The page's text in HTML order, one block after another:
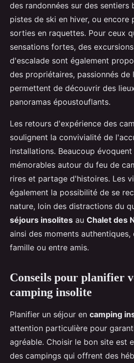
des randonnées sur des sentiers
pistes de ski en hiver, ou encore
sorties en raquettes. Pour ceux
sensations fortes, des
d'escalade sont également
des propriétaires, passionnés de
permettent de découvrir des
panoramas époustouflants.
Les retours d'expérience des
soulignent la convivialité de
installations. Beaucoup
mémorables autour du feu de
rires et partage d'histoires. Les
également la possibilité de se
nature, loin des distractions du
séjours insolites au Chalet des
ainsi des moments
famille ou entre amis.
Conseils pour planifier
camping insolite
Planifier un séjour en camping
attention particulière pour
agréable. Choisir le bon site est
des campings qui offrent des